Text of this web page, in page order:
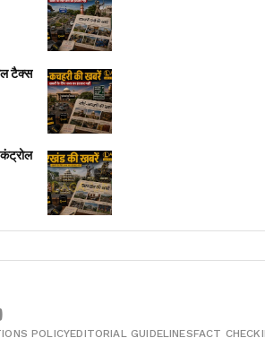
टैक्स
POLICYEDITORIAL GUIDELINESFACT